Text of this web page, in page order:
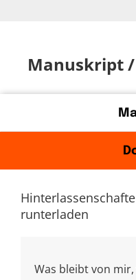
Manuskript
runterladen
Was bleibt von